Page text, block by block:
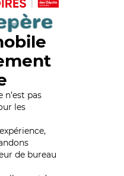
pas
les
de bureau